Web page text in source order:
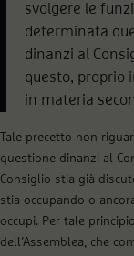
svolgere le
determinata
dinanzi al
questo, proprio
in materia
Tale precetto non
questione dinanzi al
Consiglio stia già
stia occupando o
occupi. Per tale
dell’Assemblea, che